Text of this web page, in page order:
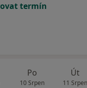
termín
Po
10 Srpen
Út
11 Srpen